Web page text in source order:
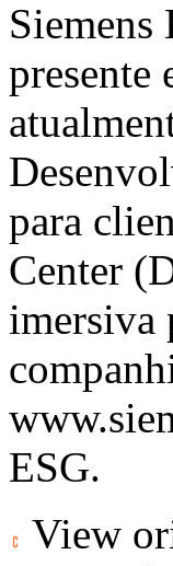
Siemens
presente
para
Center
imersiva
ESG.
View